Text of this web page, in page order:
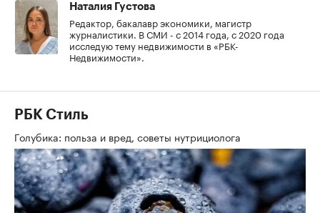
Наталия Густова
Редактор, бакалавр экономики, магистр
журналистики. В СМИ - с 2014 года, с 2020 года
исследую тему недвижимости в «РБК-
Недвижимости».
РБК Стиль
Голубика: польза и вред, советы нутрициолога